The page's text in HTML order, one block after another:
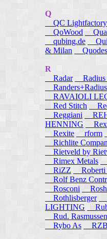
Q
QC Lightfactory
QoWood
qubing.de
Qui
& Milan
Quodes
R
Radar
Radius
Randers+Radius
RAVAIOLI
Red Stitch
Reggiani
HENNING
Rex
Rexite
rform
Richlite
Rietveld by
Rimex Metals
RiZZ
Roberti
Rolf Benz
Rosconi
Rothlisberger
LIGHTING
Rud. Rasmussen
Rybo As
RZB